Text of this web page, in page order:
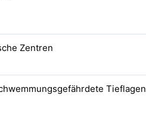
Zentren
Tieflagen